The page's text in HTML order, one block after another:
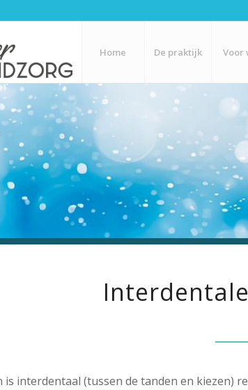
Home De praktijk Voor
is interdentaal (tussen de tanden en kiezen)